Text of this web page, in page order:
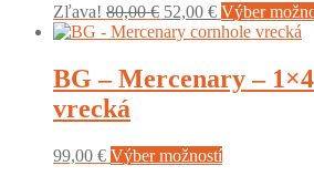
Zľava! 80,00€ Original
price
52,00 €Current
price
Výber
BG – Mercenary –
vrecká
99,00 € Výber možnostíThis